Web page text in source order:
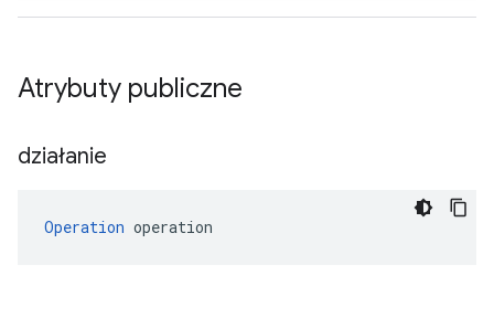
Atrybuty publiczne
działanie
Operation operation